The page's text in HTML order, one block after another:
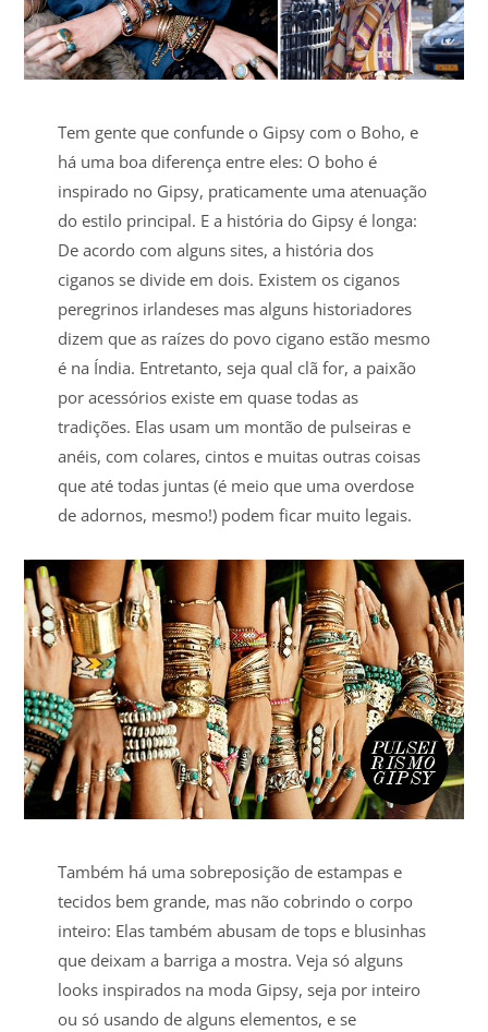
Tem gente que confunde o Gipsy com o Boho, e
há uma boa diferença entre eles: O boho é
inspirado no Gipsy, praticamente uma atenuação
do estilo principal. E a história do Gipsy é longa:
De acordo com alguns sites, a história dos
ciganos se divide em dois. Existem os ciganos
peregrinos irlandeses mas alguns historiadores
dizem que as raízes do povo cigano estão mesmo
é na Índia. Entretanto, seja qual clã for, a paixão
por acessórios existe em quase todas as
tradições. Elas usam um montão de pulseiras e
anéis, com colares, cintos e muitas outras coisas
que até todas juntas (é meio que uma overdose
de adornos, mesmo!) podem ficar muito legais.
Também há uma sobreposição de estampas e
tecidos bem grande, mas não cobrindo o corpo
inteiro: Elas também abusam de tops e blusinhas
que deixam a barriga a mostra. Veja só alguns
looks inspirados na moda Gipsy, seja por inteiro
ou só usando de alguns elementos, e se